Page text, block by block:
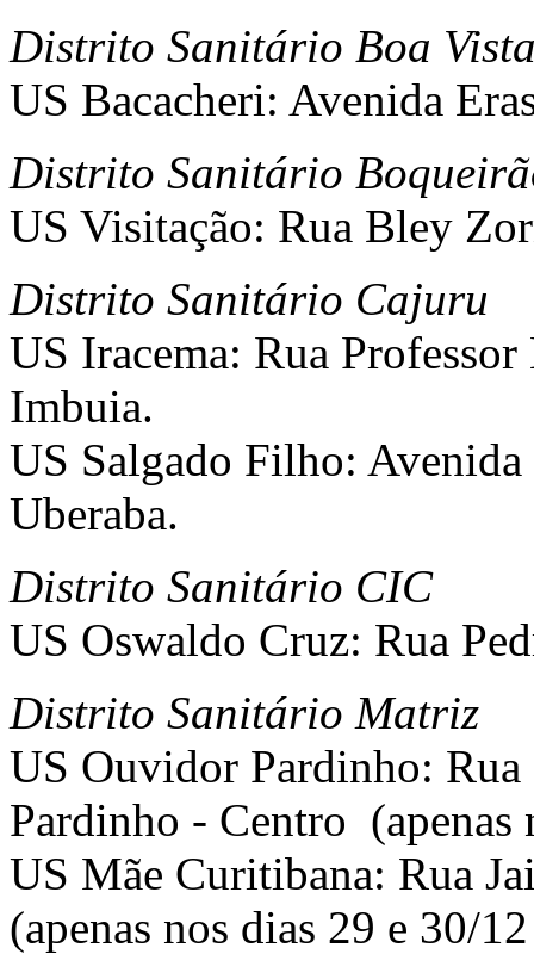
Distrito Sanitário Boa
US Bacacheri: Avenida
Distrito Sanitário
US Visitação: Rua Bley
Distrito Sanitário Cajuru
US Iracema: Rua
Imbuia.
US Salgado Filho:
Uberaba.
Distrito Sanitário CIC
US Oswaldo Cruz: Rua
Distrito Sanitário Matriz
US Ouvidor Pardinho:
Pardinho - Centro (apenas
US Mãe Curitibana: Rua
(apenas nos dias 29 e 30/